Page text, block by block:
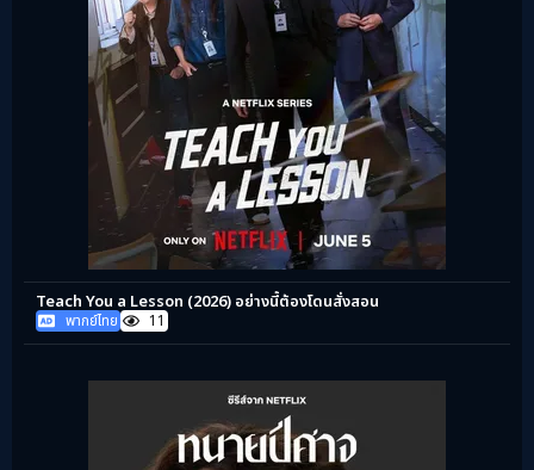
Teach You a Lesson (2026) อย่างนี้ต้องโดนสั่งสอน
พากย์ไทย 11